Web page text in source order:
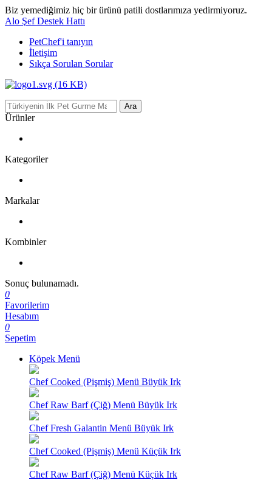
Biz yemediğimiz hiç bir ürünü patili dostlarımıza yedirmiyoruz.
Alo Şef Destek Hattı
PetChef'i tanıyın
İletişim
Sıkça Sorulan Sorular
Ara
Ürünler
Kategoriler
Markalar
Kombinler
Sonuç bulunamadı.
0
Favorilerim
Hesabım
0
Sepetim
Köpek Menü
Chef Cooked (Pişmiş) Menü Büyük Irk
Chef Raw Barf (Çiğ) Menü Büyük Irk
Chef Fresh Galantin Menü Büyük Irk
Chef Cooked (Pişmiş) Menü Küçük Irk
Chef Raw Barf (Çiğ) Menü Küçük Irk